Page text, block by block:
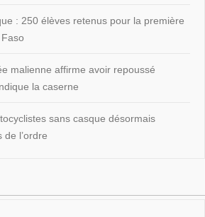
: 250 élèves retenus pour la première
malienne affirme avoir repoussé
la caserne
sans casque désormais
l’ordre